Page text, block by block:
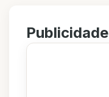
Publicidade